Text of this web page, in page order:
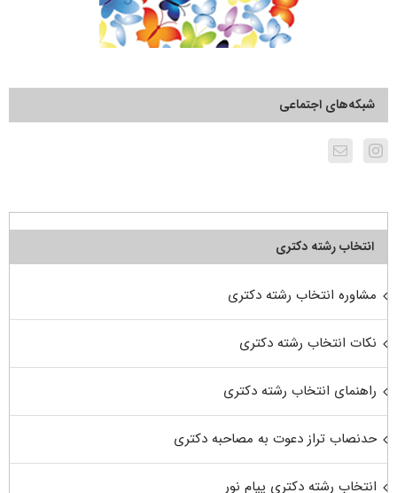
شبکه‌های اجتماعی
انتخاب رشته دکتری
مشاوره انتخاب رشته دکتری
نکات انتخاب رشته دکتری
راهنمای انتخاب رشته دکتری
حدنصاب تراز دعوت به مصاحبه دکتری
انتخاب رشته دکتری پیام نور